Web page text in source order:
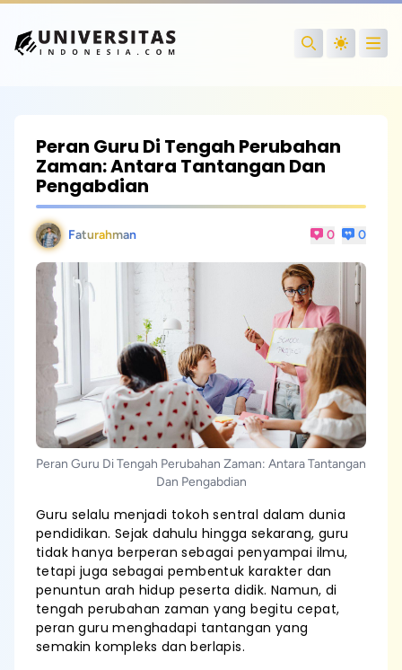
Search
Peran Guru Di Tengah Perubahan
Zaman: Antara Tantangan Dan
Pengabdian
Faturahman 0 0
Peran Guru Di Tengah Perubahan Zaman: Antara Tantangan
Dan Pengabdian
Guru selalu menjadi tokoh sentral dalam dunia
pendidikan. Sejak dahulu hingga sekarang, guru
tidak hanya berperan sebagai penyampai ilmu,
tetapi juga sebagai pembentuk karakter dan
penuntun arah hidup peserta didik. Namun, di
tengah perubahan zaman yang begitu cepat,
peran guru menghadapi tantangan yang
semakin kompleks dan berlapis.